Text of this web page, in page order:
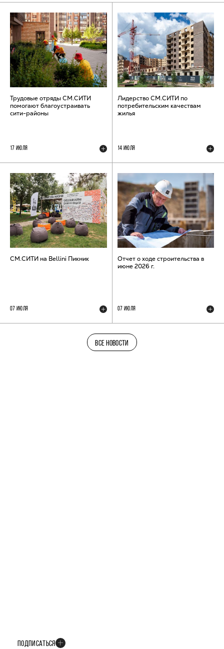
Трудовые отряды СМ.СИТИ
помогают благоустраивать
сити-районы
17 ИЮЛЯ
Лидерство СМ.СИТИ по
потребительским качествам
жилья
14 ИЮЛЯ
СМ.СИТИ на Bellini Пикник
07 ИЮЛЯ
Отчет о ходе строительства в
июне 2026 г.
07 ИЮЛЯ
ВСЕ НОВОСТИ
ПОДПИСАТЬСЯ